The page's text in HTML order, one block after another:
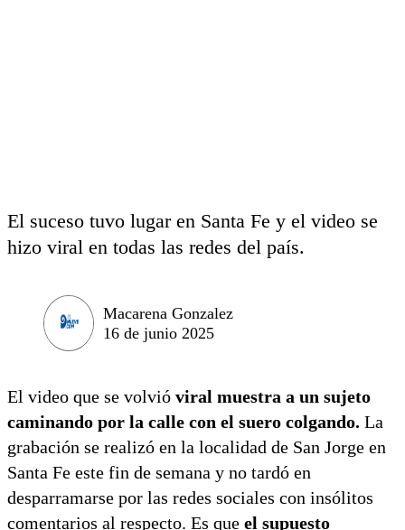
El suceso tuvo lugar en Santa Fe y el video se
hizo viral en todas las redes del país.
Macarena Gonzalez
16 de junio 2025
El video que se volvió viral muestra a un sujeto
caminando por la calle con el suero colgando. La
grabación se realizó en la localidad de San Jorge en
Santa Fe este fin de semana y no tardó en
desparramarse por las redes sociales con insólitos
comentarios al respecto. Es que el supuesto